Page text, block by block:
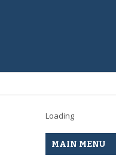
Loading
MAIN MENU